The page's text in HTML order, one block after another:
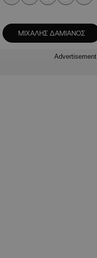
ΜΙΧΑΛΗΣ ΔΑΜΙΑΝΟΣ
Advertisement